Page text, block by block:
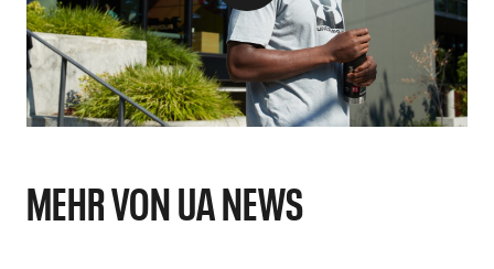
MEHR VON UA NEWS